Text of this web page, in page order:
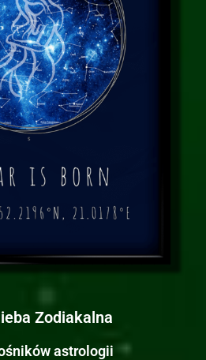
Zodiakalna
astrologii